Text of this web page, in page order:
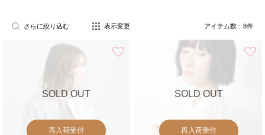
さらに絞り込む 表示変更 アイテム数： 8件
SOLD OUT
再入荷受付
SOLD OUT
再入荷受付